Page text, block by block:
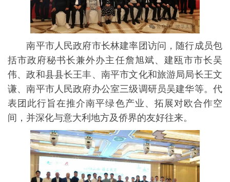
南平市人民政府市长林建率团访问，随行成员包
括市政府秘书长兼外办主任詹旭斌、建瓯市市长吴
伟、政和县县长王丰、南平市文化和旅游局局长王文
谦、南平市人民政府办公室三级调研员吴建华等。代
表团此行旨在推介南平绿色产业、拓展对欧合作空
间，并深化与意大利地方及侨界的友好往来。